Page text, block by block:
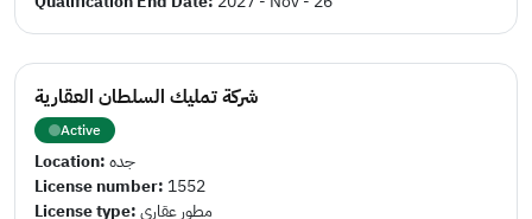
شركة تمليك السلطان العقارية
Active
Location:جده
License number: 1552
License type:مطور عقاري